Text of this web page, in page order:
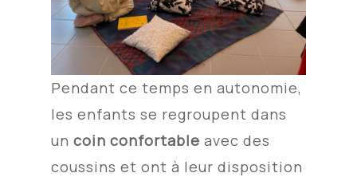
Pendant ce temps en autonomie,
les enfants se regroupent dans
un coin confortable avec des
coussins et ont à leur disposition